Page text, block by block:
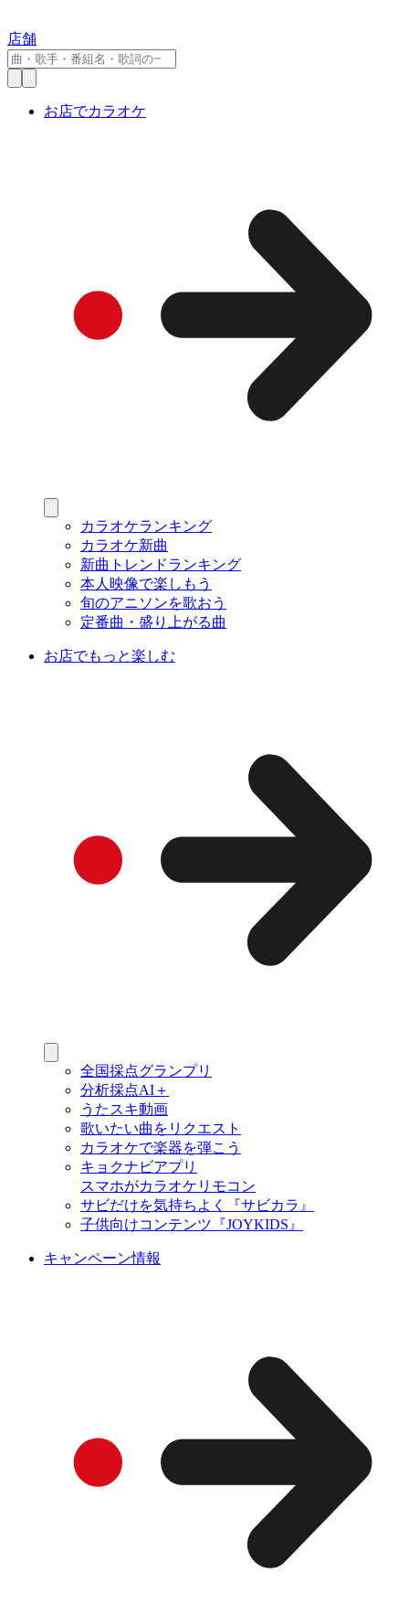
店舗
お店でカラオケ
カラオケランキング
カラオケ新曲
新曲トレンドランキング
本人映像で楽しもう
旬のアニソンを歌おう
定番曲・盛り上がる曲
お店でもっと楽しむ
全国採点グランプリ
分析採点AI＋
うたスキ動画
歌いたい曲をリクエスト
カラオケで楽器を弾こう
キョクナビアプリ
スマホがカラオケリモコン
サビだけを気持ちよく『サビカラ』
子供向けコンテンツ『JOYKIDS』
キャンペーン情報